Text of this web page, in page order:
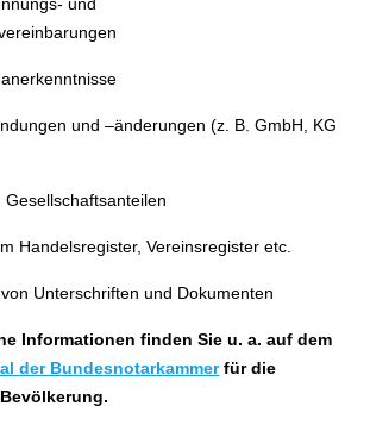
und –änderungen (z. B. GmbH, KG
Gesellschaftsanteilen
Handelsregister, Vereinsregister etc.
Unterschriften und Dokumenten
Informationen finden Sie u. a. auf dem
der Bundesnotarkammerfür die